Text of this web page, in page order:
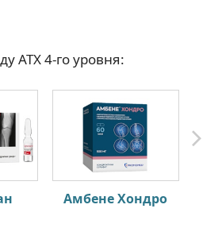
АТХ 4-го уровня:
Амбене Хондро